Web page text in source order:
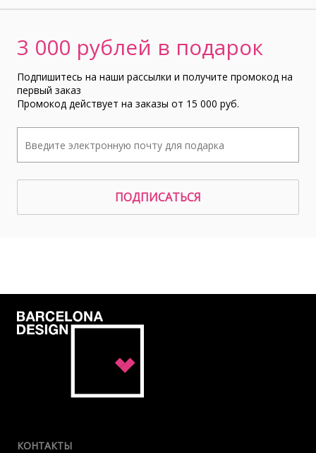
3 000 рублей в подарок
Подпишитесь на наши рассылки и получите промокод на
первый заказ
Промокод действует на заказы от 15 000 руб.
ПОДПИСАТЬСЯ
КОНТАКТЫ